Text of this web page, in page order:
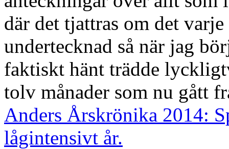
där det tjattras om det
undertecknad så när jag
faktiskt hänt trädde
tolv månader som nu gått
Anders Årskrönika 2014:
lågintensivt år.